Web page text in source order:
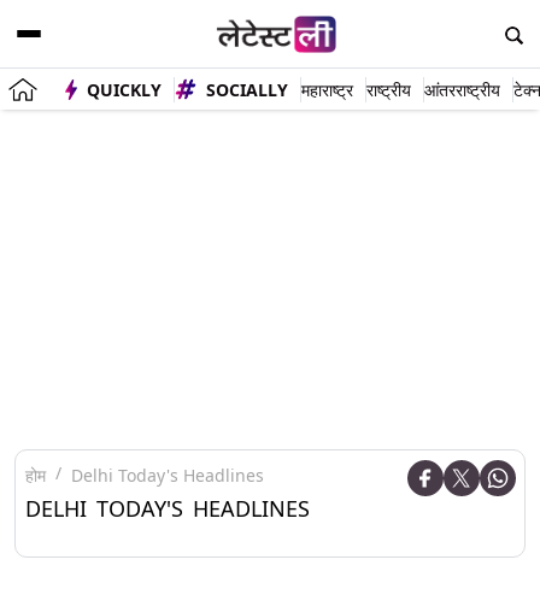
QUICKLY SOCIALLY महाराष्ट्र राष्ट्रीय आंतरराष्ट्रीय
होम Delhi Today's Headlines
DELHI TODAY'S HEADLINES